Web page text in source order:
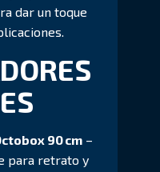
dar un toque
90 cm –
para retrato y